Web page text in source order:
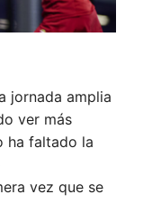
jornada amplia
ver más
ha faltado la
vez que se